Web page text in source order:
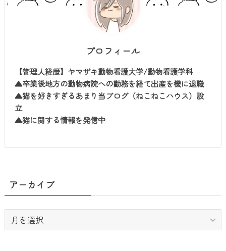
プロフィール
【管理人経歴】ヤマザキ動物看護大学/動物看護学科
▲卒業後地方の動物病院への勤務を経て出産を機に退職
▲猫を好きすぎるあまり当ブログ（ねこねこハウス）設
立
▲猫に関する情報を発信中
アーカイブ
ー